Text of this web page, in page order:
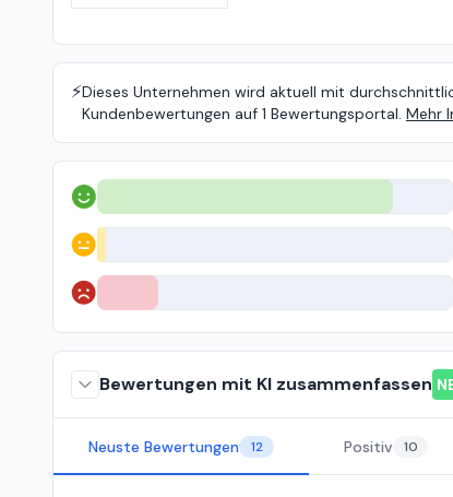
⚡️Dieses Unternehmen wird aktuell mit
Kundenbewertungen auf 1 Bewertungsportal. Mehr
Positiv
Neutral
Negativ
Bewertungen mit KI zusammenfassen
Neuste Bewertungen 12 Positiv 10